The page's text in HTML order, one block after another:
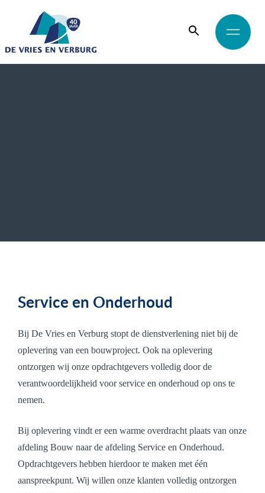
Service en Onderhoud
Bij De Vries en Verburg stopt de dienstverlening niet bij de
oplevering van een bouwproject. Ook na oplevering
ontzorgen wij onze opdrachtgevers volledig door de
verantwoordelijkheid voor service en onderhoud op ons te
nemen.
Bij oplevering vindt er een warme overdracht plaats van onze
afdeling Bouw naar de afdeling Service en Onderhoud.
Opdrachtgevers hebben hierdoor te maken met één
aanspreekpunt. Wij willen onze klanten volledig ontzorgen